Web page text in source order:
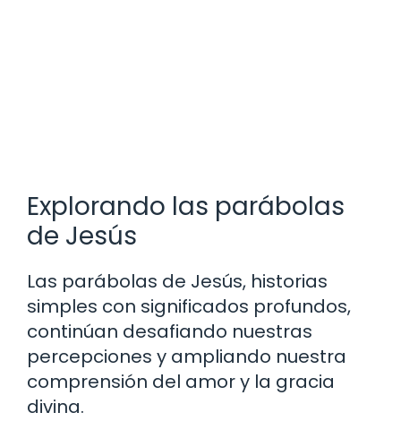
Explorando las parábolas
de Jesús
Las parábolas de Jesús, historias
simples con significados profundos,
continúan desafiando nuestras
percepciones y ampliando nuestra
comprensión del amor y la gracia
divina.